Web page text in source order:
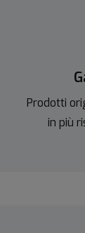
Prodotti
in più